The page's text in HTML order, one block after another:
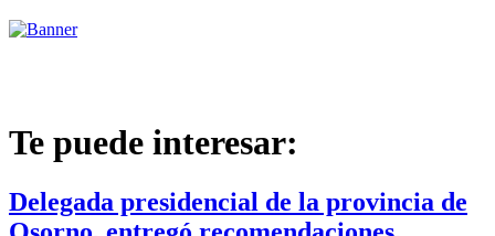
Te puede interesar:
Delegada presidencial de la provincia de